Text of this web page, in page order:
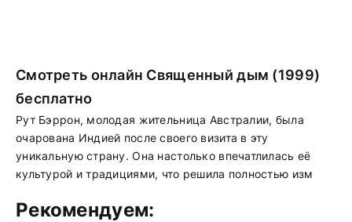
Смотреть онлайн Священный дым (1999)
бесплатно
Рут Бэррон, молодая жительница Австралии, была
очарована Индией после своего визита в эту
уникальную страну. Она настолько впечатлилась её
культурой и традициями, что решила полностью изм
Рекомендуем: